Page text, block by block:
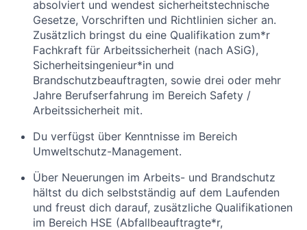
absolviert und wendest sicherheitstechnische
Gesetze, Vorschriften und Richtlinien sicher an.
Zusätzlich bringst du eine Qualifikation zum*r
Fachkraft für Arbeitssicherheit (nach ASiG),
Sicherheitsingenieur*in und
Brandschutzbeauftragten, sowie drei oder mehr
Jahre Berufserfahrung im Bereich Safety /
Arbeitssicherheit mit.
Du verfügst über Kenntnisse im Bereich
Umweltschutz-Management.
Über Neuerungen im Arbeits- und Brandschutz
hältst du dich selbstständig auf dem Laufenden
und freust dich darauf, zusätzliche Qualifikationen
im Bereich HSE (Abfallbeauftragte*r,